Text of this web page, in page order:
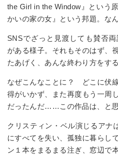
the Girl in the Window』という
かいの家の女』という邦題。な
SNSでざっと見渡しても賛否
がある様子。それもそのはず、
たあげく、あんな終わり方をす
なぜこんなことに？ どこに伏
得がいかず、また再度もう一周
だったんだ……この作品は、と思
クリスティン・ベル演じるアナ
にすべてを失い、孤独に暮らし
ン１本をまるまる注ぎ、窓辺で